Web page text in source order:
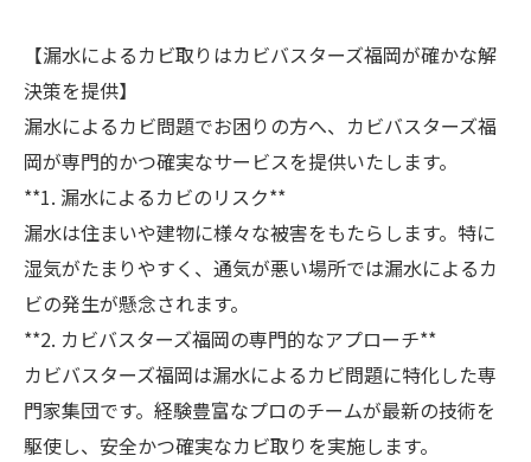
【漏水によるカビ取りはカビバスターズ福岡が確かな解
決策を提供】
漏水によるカビ問題でお困りの方へ、カビバスターズ福
岡が専門的かつ確実なサービスを提供いたします。
**1. 漏水によるカビのリスク**
漏水は住まいや建物に様々な被害をもたらします。特に
湿気がたまりやすく、通気が悪い場所では漏水によるカ
ビの発生が懸念されます。
**2. カビバスターズ福岡の専門的なアプローチ**
カビバスターズ福岡は漏水によるカビ問題に特化した専
門家集団です。経験豊富なプロのチームが最新の技術を
駆使し、安全かつ確実なカビ取りを実施します。